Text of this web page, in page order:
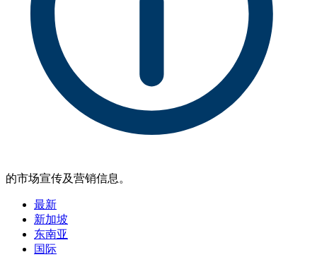
的市场宣传及营销信息。
最新
新加坡
东南亚
国际